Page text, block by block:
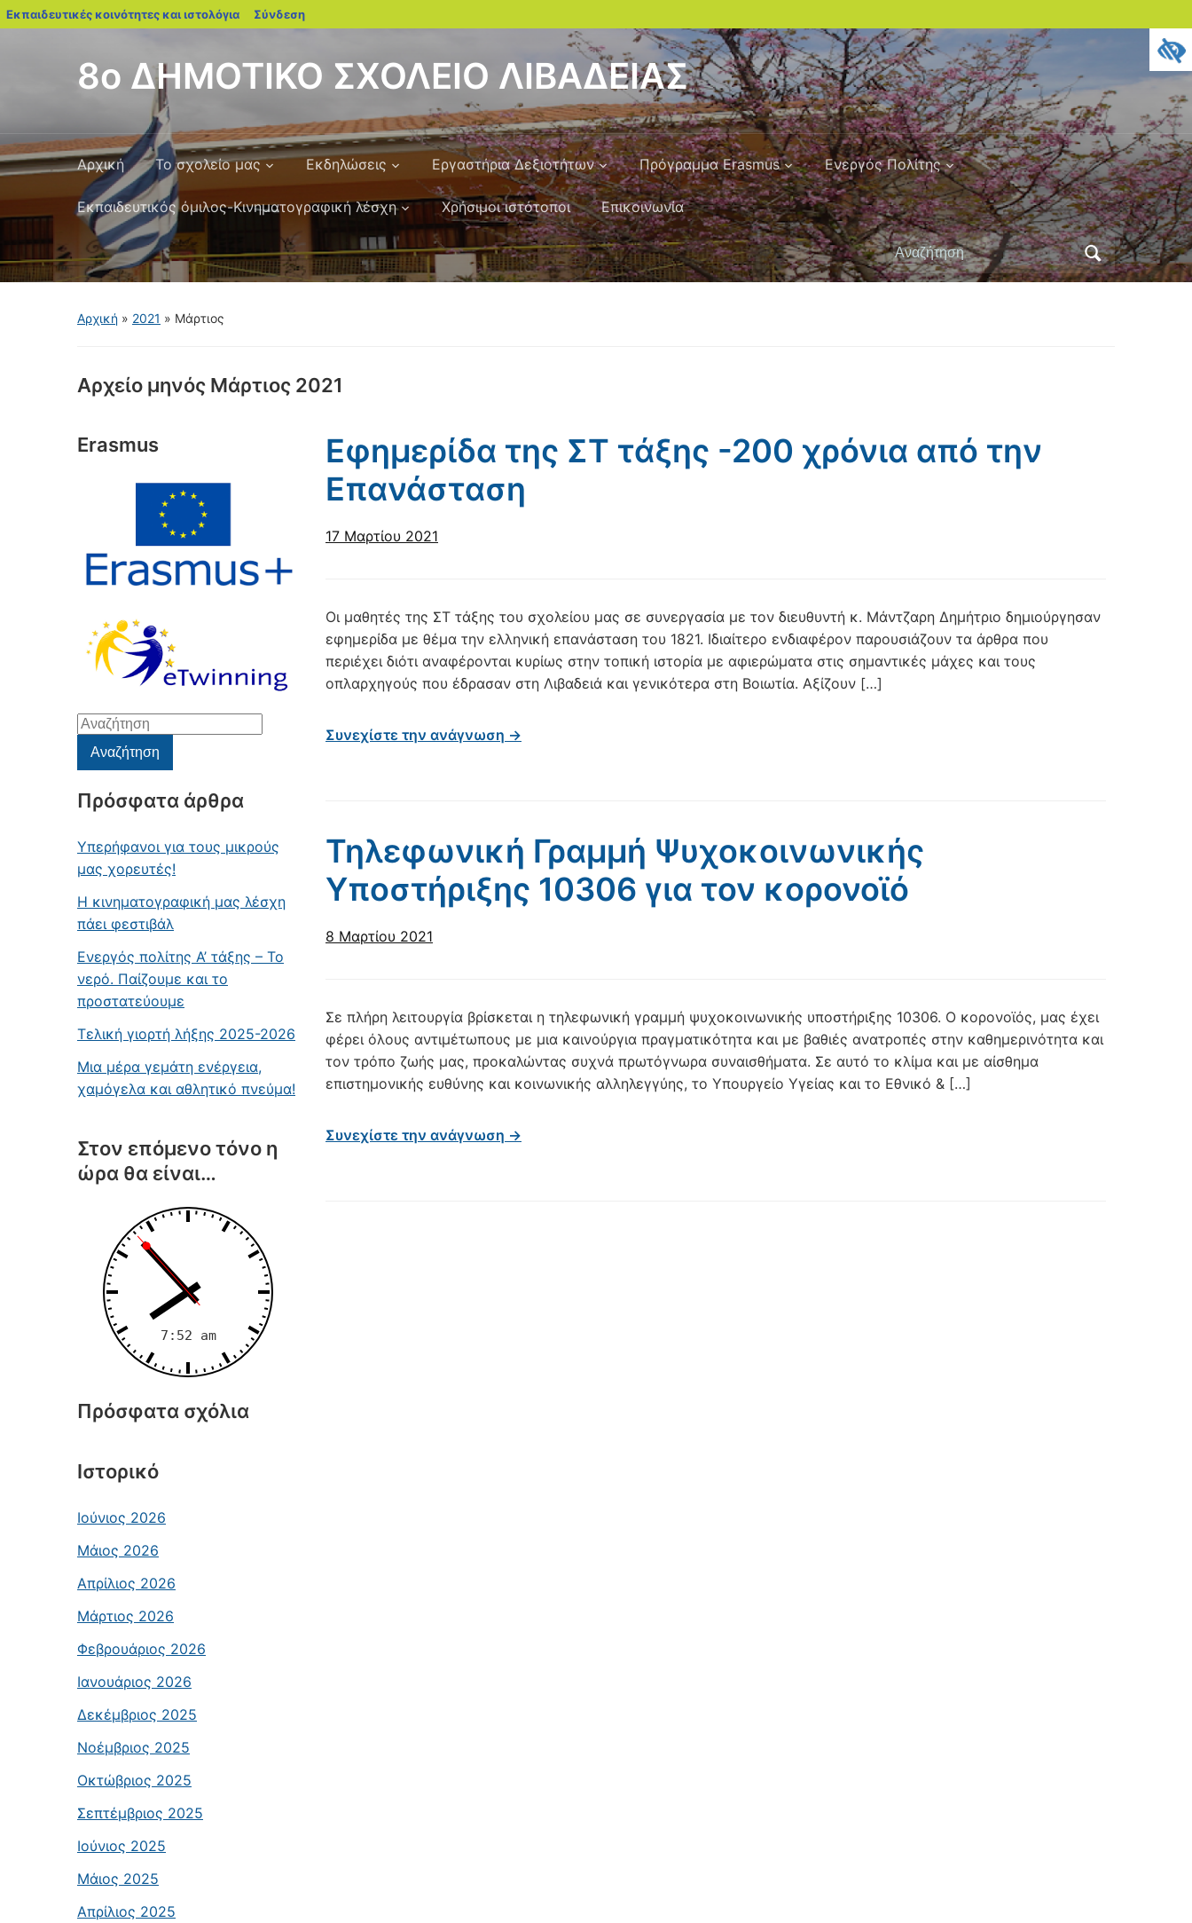
Εκπαιδευτικές κοινότητες και ιστολόγια blogs.sch.gr
Σύνδεση
8ο ΔΗΜΟΤΙΚΟ ΣΧΟΛΕΙΟ ΛΙΒΑΔΕΙΑΣ
Αρχική Το σχολείο μας Εκδηλώσεις Εργαστήρια Δεξιοτήτων Πρόγραμμα Erasmus Ενεργός Πολίτης
Εκπαιδευτικός όμιλος-Κινηματογραφική λέσχη Χρήσιμοι ιστότοποι Επικοινωνία
Αναζήτηση
για:
Αρχική » 2021 » Μάρτιος
Αρχείο μηνός Μάρτιος 2021
Erasmus
Αναζήτηση
για:Αναζήτηση
Πρόσφατα άρθρα
Υπερήφανοι για τους μικρούς
μας χορευτές!
Η κινηματογραφική μας λέσχη
πάει φεστιβάλ
Ενεργός πολίτης Α’ τάξης – Το
νερό. Παίζουμε και το
προστατεύουμε
Τελική γιορτή λήξης 2025-2026
Μια μέρα γεμάτη ενέργεια,
χαμόγελα και αθλητικό πνεύμα!
Στον επόμενο τόνο η
ώρα θα είναι…
Πρόσφατα σχόλια
Ιστορικό
Ιούνιος 2026
Μάιος 2026
Απρίλιος 2026
Μάρτιος 2026
Φεβρουάριος 2026
Ιανουάριος 2026
Δεκέμβριος 2025
Νοέμβριος 2025
Οκτώβριος 2025
Σεπτέμβριος 2025
Ιούνιος 2025
Μάιος 2025
Απρίλιος 2025
Εφημερίδα της ΣΤ τάξης -200 χρόνια από την
Επανάσταση
17 Μαρτίου 2021
Οι μαθητές της ΣΤ τάξης του σχολείου μας σε συνεργασία με τον διευθυντή κ. Μάντζαρη Δημήτριο δημιούργησαν
εφημερίδα με θέμα την ελληνική επανάσταση του 1821. Ιδιαίτερο ενδιαφέρον παρουσιάζουν τα άρθρα που
περιέχει διότι αναφέρονται κυρίως στην τοπική ιστορία με αφιερώματα στις σημαντικές μάχες και τους
οπλαρχηγούς που έδρασαν στη Λιβαδειά και γενικότερα στη Βοιωτία. Αξίζουν […]
Συνεχίστε την ανάγνωση →
Τηλεφωνική Γραμμή Ψυχοκοινωνικής
Υποστήριξης 10306 για τον κορονοϊό
8 Μαρτίου 2021
Σε πλήρη λειτουργία βρίσκεται η τηλεφωνική γραμμή ψυχοκοινωνικής υποστήριξης 10306. Ο κορονoϊός, μας έχει
φέρει όλους αντιμέτωπους με μια καινούργια πραγματικότητα και με βαθιές ανατροπές στην καθημερινότητα και
τον τρόπο ζωής μας, προκαλώντας συχνά πρωτόγνωρα συναισθήματα. Σε αυτό το κλίμα και με αίσθημα
επιστημονικής ευθύνης και κοινωνικής αλληλεγγύης, το Υπουργείο Υγείας και το Εθνικό & […]
Συνεχίστε την ανάγνωση →